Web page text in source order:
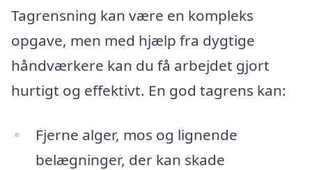
Tagrensning kan være en kompleks
opgave, men med hjælp fra dygtige
håndværkere kan du få arbejdet gjort
hurtigt og effektivt. En god tagrens kan:
Fjerne alger, mos og lignende
belægninger, der kan skade